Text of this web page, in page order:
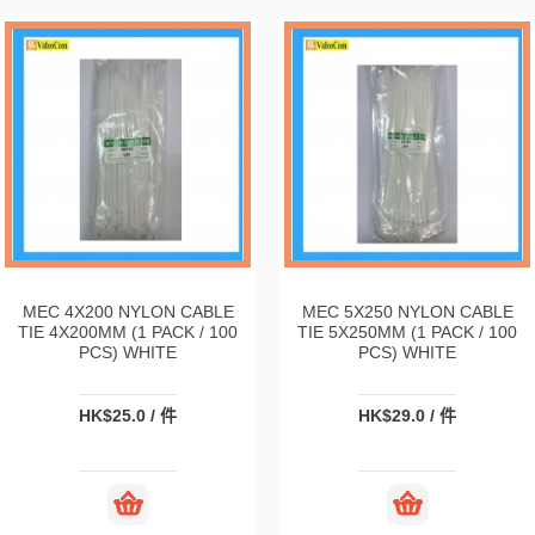
MEC 4X200 NYLON CABLE
TIE 4X200MM (1 PACK / 100
PCS) WHITE
HK$25.0 / 件
MEC 5X250 NYLON CABLE
TIE 5X250MM (1 PACK / 100
PCS) WHITE
HK$29.0 / 件